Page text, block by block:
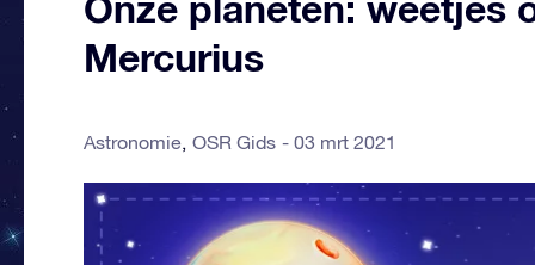
Mercurius
Astronomie OSR Gids 03 mrt 2021